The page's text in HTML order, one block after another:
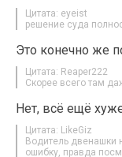
Цитата: eyeist
решение суда
Это конечно же
Цитата: Reaper222
Скорее всего там
Нет, всё ещё
Цитата: LikeGiz
Водитель двенашки
ошибку, правда